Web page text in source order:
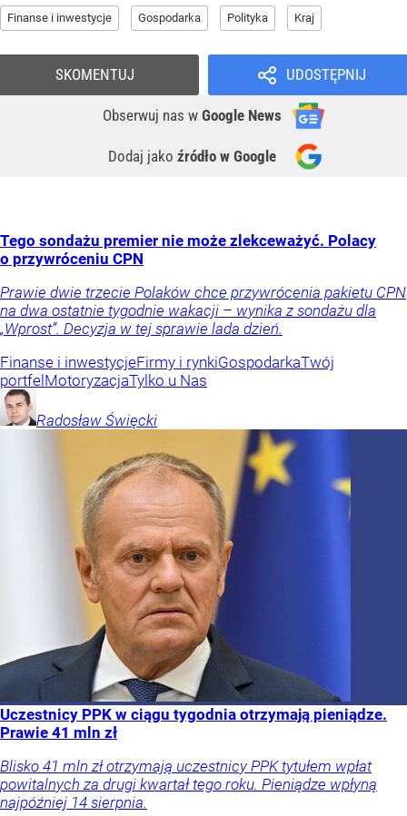
Finanse i inwestycje Gospodarka Polityka Kraj
UDOSTĘPNIJ
Obserwuj nas w Google News
Dodaj jako źródło w Google
SKOMENTUJ
Tego sondażu premier nie może zlekceważyć. Polacy
o przywróceniu CPN
Prawie dwie trzecie Polaków chce przywrócenia pakietu CPN
na dwa ostatnie tygodnie wakacji – wynika z sondażu dla
„Wprost”. Decyzja w tej sprawie lada dzień.
Finanse i inwestycjeFirmy i rynkiGospodarkaTwój
portfel MotoryzacjaTylko u Nas
Radosław Święcki
Uczestnicy PPK w ciągu tygodnia otrzymają pieniądze.
Prawie 41 mln zł
Blisko 41 mln zł otrzymają uczestnicy PPK tytułem wpłat
powitalnych za drugi kwartał tego roku. Pieniądze wpłyną
najpóźniej 14 sierpnia.